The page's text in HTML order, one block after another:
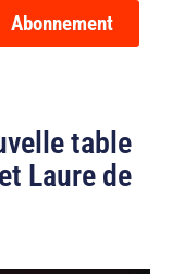
Abonnement
table
Laure de